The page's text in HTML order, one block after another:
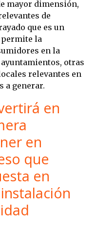
mayor dimensión,
de
que es un
permite la
en la
otras
relevantes en
a generar.
en
en
que
en